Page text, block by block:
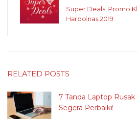
Super Deals, Promo
Harbolnas 2019
RELATED POSTS
7 Tanda Laptop Rusak
Segera Perbaiki!